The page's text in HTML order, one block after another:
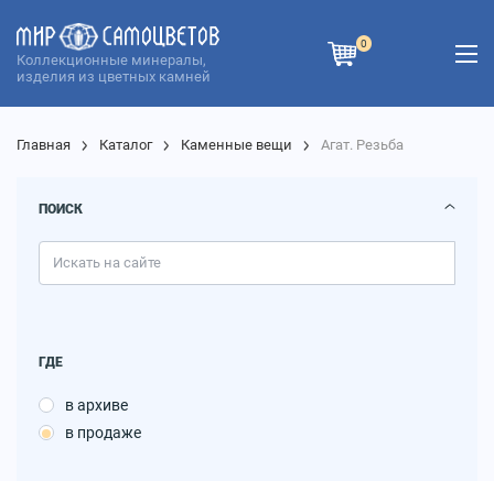
Коллекционные минералы,
изделия из цветных камней
0
Главная Каталог Каменные вещи Агат. Резьба
ПОИСК
ГДЕ
в архиве
в продаже